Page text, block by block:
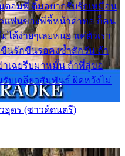
ตอมพี่ ติ๋มอยากรับรักเหมือน
แฟนของพี่ชี้หน้าด่าทอ ก็คน
ด้ง่ายๆเลยหนอ แค่ตัวเรา
นรักขืนรอคงช้ำสักวัน ถ้า
าเฉยรีบมาหมั้น ถ้าพี่สู่ขอ
บเกลียวสัมพันธ์ ผิดหวังไม่
อุดร (ซาวด์ดนตรี)